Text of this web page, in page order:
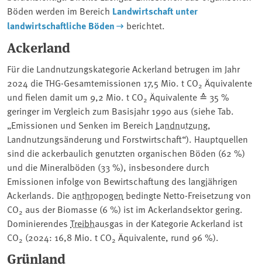
Böden werden im Bereich Landwirtschaft unter
landwirtschaftliche Böden
berichtet.
Ackerland
Für die Landnutzungskategorie Ackerland betrugen im Jahr
2024 die THG-Gesamtemissionen 17,5 Mio. t CO2 Äquivalente
und fielen damit um 9,2 Mio. t CO2 Äquivalente ≙ 35 %
geringer im Vergleich zum Basisjahr 1990 aus (siehe Tab.
„Emissionen und Senken im Bereich Landnutzung,
Landnutzungsänderung und Forstwirtschaft“). Hauptquellen
sind die ackerbaulich genutzten organischen Böden (62 %)
und die Mineralböden (33 %), insbesondere durch
Emissionen infolge von Bewirtschaftung des langjährigen
Ackerlands. Die anthropogen bedingte Netto-Freisetzung von
CO2 aus der Biomasse (6 %) ist im Ackerlandsektor gering.
Dominierendes Treibhausgas in der Kategorie Ackerland ist
CO2 (2024: 16,8 Mio. t CO2 Äquivalente, rund 96 %).
Grünland